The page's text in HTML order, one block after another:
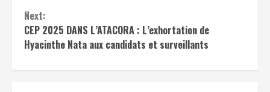
Next:
CEP 2025 DANS L’ATACORA : L’exhortation de
Hyacinthe Nata aux candidats et surveillants